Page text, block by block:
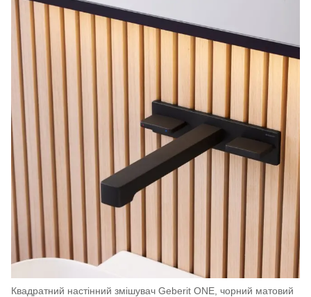
Квадратний настінний змішувач Geberit ONE, чорний матовий